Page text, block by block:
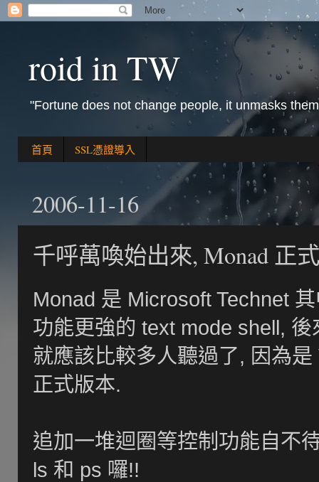
roid in TW
"Fortune does not change people, it unmasks
首頁 SSL憑證導入
2006-11-16
千呼萬喚始出來, Monad 正
Monad 是 Microsoft Technet
功能更強的 text mode shell,
就應該比較多人聽過了, 因為
正式版本.
追加一堆迴圈等控制功能自不
ls 和 ps 囉!!